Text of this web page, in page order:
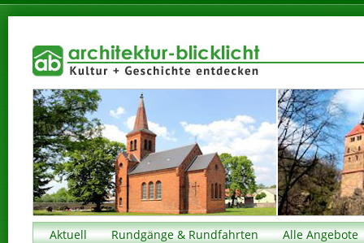
Aktuell Rundgänge & Rundfahrten
Alle Angebote